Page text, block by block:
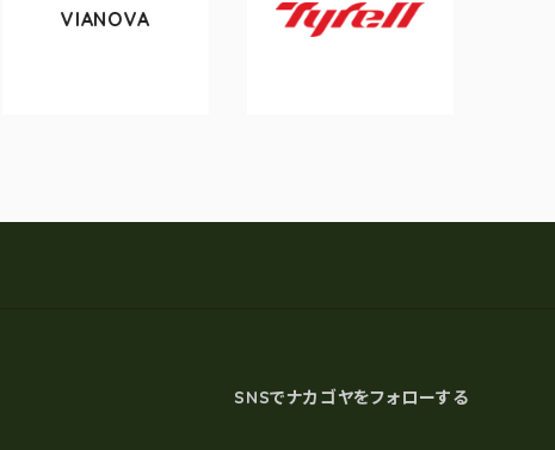
Tyrell
SNSでナカゴヤをフォローする